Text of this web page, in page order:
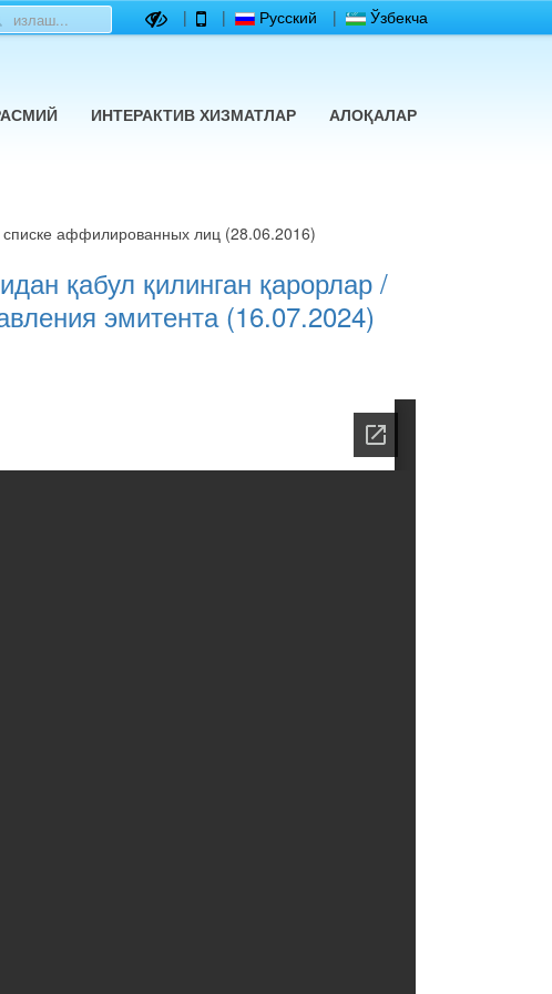
| | Русский | Ўзбекча
ИНТЕРАКТИВ ХИЗМАТЛАР АЛОҚАЛАР
аффилированных лиц (28.06.2016)
қабул қилинган қарорлар /
эмитента (16.07.2024)